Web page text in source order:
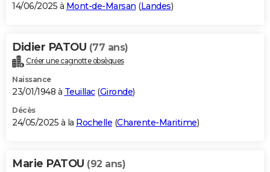
14/06/2025 à Mont-de-Marsan (Landes)
Didier PATOU (77 ans)
Créer une cagnotte obsèques
Naissance
23/01/1948 à Teuillac(Gironde)
Décès
24/05/2025 à la Rochelle (Charente-Maritime)
Marie PATOU (92 ans)